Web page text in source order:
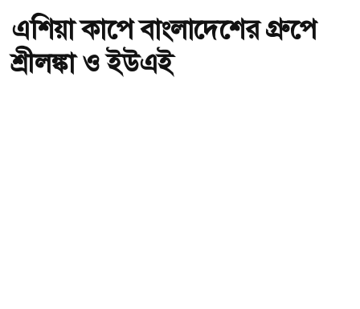
এশিয়া কাপে বাংলাদেশের গ্রুপে
শ্রীলঙ্কা ও ইউএই